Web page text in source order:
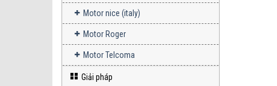
Motor nice (italy)
Motor Roger
Motor Telcoma
Giải pháp